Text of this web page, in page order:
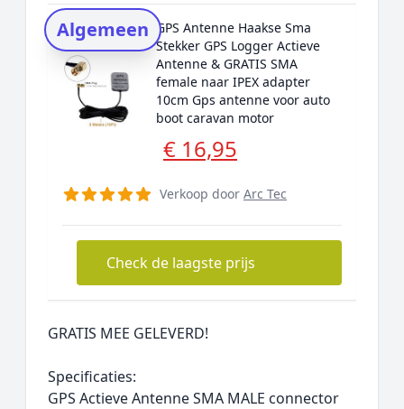
Algemeen GPS Antenne Haakse Sma
Stekker GPS Logger Actieve
Antenne & GRATIS SMA
female naar IPEX adapter
10cm Gps antenne voor auto
boot caravan motor
€ 16,95
Verkoop door Arc Tec
Check de laagste prijs
GRATIS MEE GELEVERD!
Specificaties:
GPS Actieve Antenne SMA MALE connector